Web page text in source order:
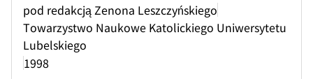
pod redakcją Zenona Leszczyńskiego
Towarzystwo Naukowe Katolickiego Uniwersytetu
Lubelskiego
1998